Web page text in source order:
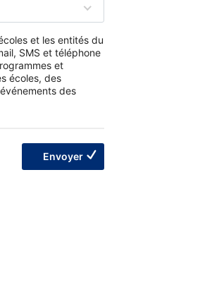
et les entités du
SMS et téléphone
et
écoles, des
des
Envoyer